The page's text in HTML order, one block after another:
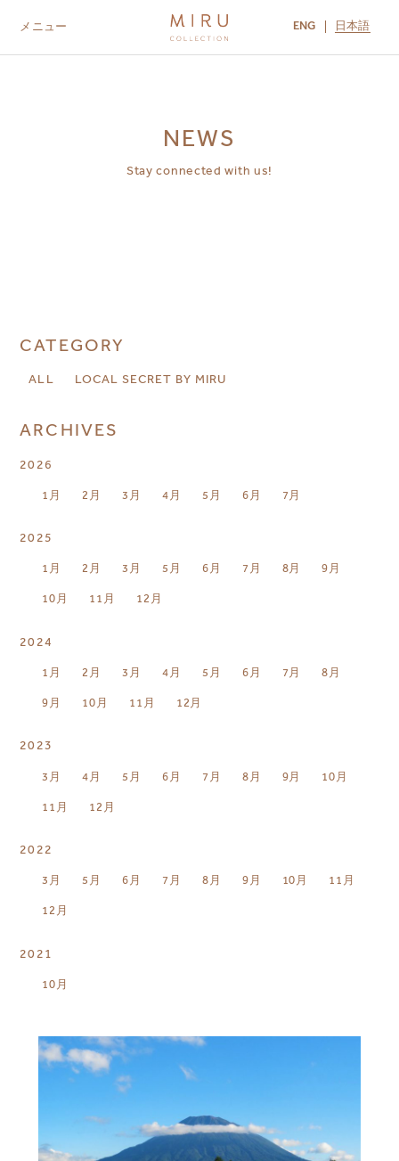
メニュー ENG 日本語
NEWS
Stay connected with us!
CATEGORY
ALL LOCAL SECRET BY MIRU
ARCHIVES
2026
1月 2月 3月 4月 5月 6月 7月
2025
1月 2月 3月 5月 6月 7月 8月 9月
10月 11月 12月
2024
1月 2月 3月 4月 5月 6月 7月 8月
9月 10月 11月 12月
2023
3月 4月 5月 6月 7月 8月 9月 10月
11月 12月
2022
3月 5月 6月 7月 8月 9月 10月 11月
12月
2021
10月